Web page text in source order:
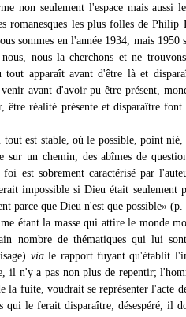
non seulement l'espace mais aussi
romanesques les plus folles de
sommes en l'année 1934, mais 1950
nous la cherchons et ne
apparaît avant d'être là et
avant d'avoir pu être présent,
être réalité présente et disparaître
est stable, où le possible, point
sur un chemin, des abîmes de
est sobrement caractérisé par
impossible si Dieu était seulement
parce que Dieu n'est que possible»
étant la masse qui attire le monde
nombre de thématiques qui lui
viale rapport fuyant qu'établit
il n'y a pas non plus de repentir;
la fuite, voudrait se représenter l'acte
qui le ferait disparaître; désespéré, il